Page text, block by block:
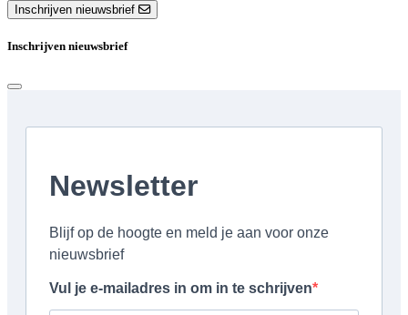
Inschrijven nieuwsbrief
Inschrijven nieuwsbrief